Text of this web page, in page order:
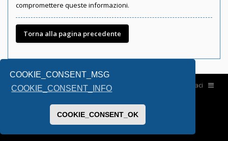
COOKIE_CONSENT_MSG
COOKIE_CONSENT_INFO
COOKIE_CONSENT_OK
compromettere queste informazioni.
Torna alla pagina precedente
Home Contattaci